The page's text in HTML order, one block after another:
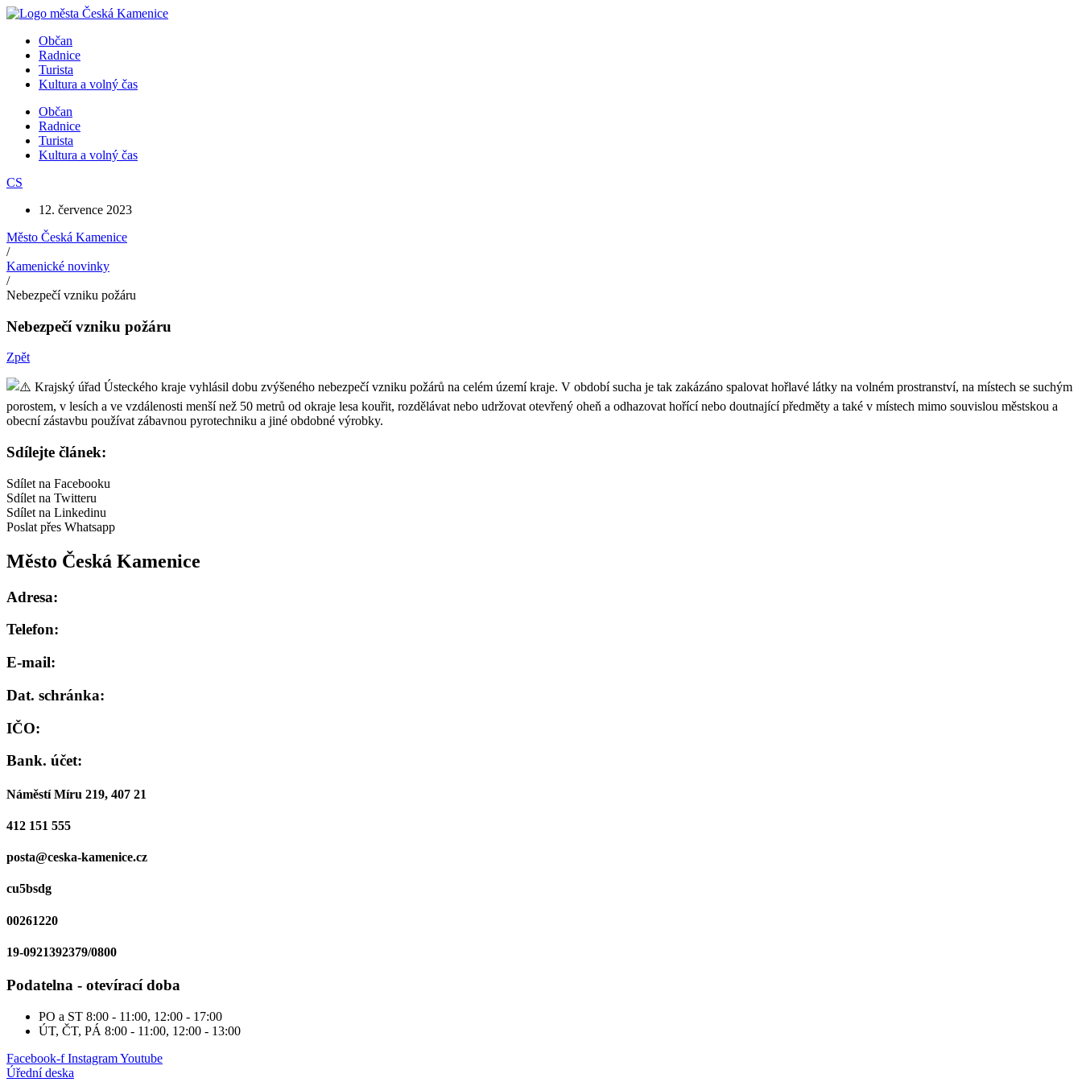
Přejít
obsahuObčan
Radnice
Turista
Kultura a volný čas
Občan
Radnice
Turista
Kultura a volný čas
CS
12. července 2023
Město Česká Kamenice
/
Kamenické novinky
/
Nebezpečí vzniku požáru
Nebezpečí vzniku požáru
Zpět
Krajský úřad Ústeckého kraje vyhlásil dobu zvýšeného nebezpečí vzniku požárů na celém území kraje. V období sucha je tak zakázáno spalovat hořlavé látky na volném prostranství, na místech se suchým
porostem, v lesích a ve vzdálenosti menší než 50 metrů od okraje lesa kouřit, rozdělávat nebo udržovat otevřený oheň a odhazovat hořící nebo doutnající předměty a také v místech mimo souvislou městskou a
obecní zástavbu používat zábavnou pyrotechniku a jiné obdobné výrobky.
Sdílejte článek:
Sdílet na Facebooku
Sdílet na Twitteru
Sdílet na Linkedinu
Poslat přes Whatsapp
Město Česká Kamenice
Adresa:
Telefon:
E-mail:
Dat. schránka:
IČO:
Bank. účet:
Náměstí Míru 219, 407 21
412 151 555
posta@ceska-kamenice.cz
cu5bsdg
00261220
19-0921392379/0800
Podatelna - otevírací doba
PO a ST 8:00 - 11:00, 12:00 - 17:00
ÚT, ČT, PÁ 8:00 - 11:00, 12:00 - 13:00
Facebook-f InstagramYoutube
Úřední deska